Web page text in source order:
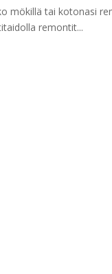
mökillä tai kotonasi
remontit...